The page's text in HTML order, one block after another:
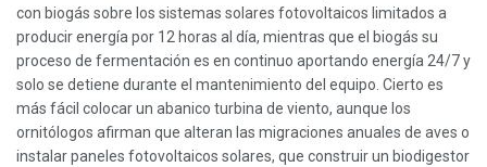
con biogás sobre los sistemas solares fotovoltaicos limitados a
producir energía por 12 horas al día, mientras que el biogás su
proceso de fermentación es en continuo aportando energía 24/7 y
solo se detiene durante el mantenimiento del equipo. Cierto es
más fácil colocar un abanico turbina de viento, aunque los
ornitólogos afirman que alteran las migraciones anuales de aves o
instalar paneles fotovoltaicos solares, que construir un biodigestor